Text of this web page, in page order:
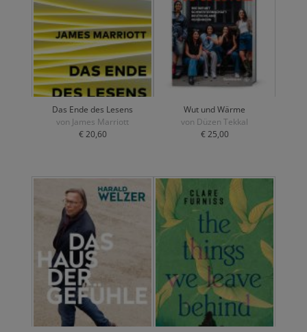
Das Ende des Lesens
von James Marriott
€ 20,60
Wut und Wärme
von Düzen Tekkal
€ 25,00